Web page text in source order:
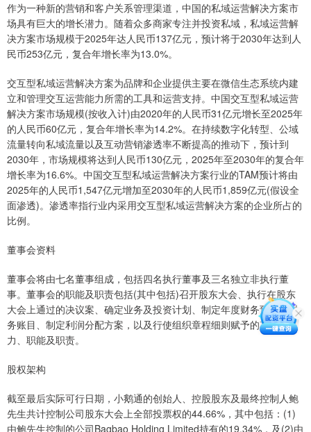
作为一种新的营销和客户关系管理渠道，中国的私域运营解决方案市
场具有巨大的增长潜力。随着众多商家专注并投资私域，私域运营解
决方案市场规模于2025年达人民币137亿元，预计将于2030年达到人
民币253亿元，复合年增长率为13.0%。
交互型私域运营解决方案为品牌和企业提供主要在微信生态系统内建
立和管理交互运营能力所需的工具和运营支持。中国交互型私域运营
解决方案市场规模(按收入计)由2020年的人民币31亿元增长至2025年
的人民币60亿元，复合年增长率为14.2%。在持续数字化转型、公域
流量转向私域流量以及互动营销渗透率不断提高的推动下，预计到
2030年，市场规模将达到人民币130亿元，2025年至2030年的复合年
增长率为16.6%。中国交互型私域运营解决方案行业的TAM预计将由
2025年的人民币1,547亿元增加至2030年的人民币1,859亿元(假设全
面渗透)。渗透率指行业内采用交互型私域运营解决方案的企业所占的
比例。
董事会资料
董事会将由七名董事组成，包括四名执行董事及三名独立非执行董
事。董事会的职能及职责包括(其中包括)召开股东大会、执行在股东
大会上通过的决议案、确定业务及投资计划、制定年度财务预算及财
务账目、制定利润分配方案，以及行使组织章程细则赋予的其他权
力、职能及职责。
股权架构
截至最后实际可行日期，小鹅通的创始人、控股股东及最终控制人鲍
先生共计控制公司股东大会上全部投票权的44.66%，其中包括：(1)
由鲍先生控制的公司Bagbao Holding Limited持有的19.34%，及(2)由